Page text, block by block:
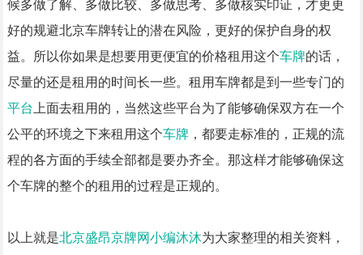
候多做了解、多做比较、多做思考、多做核实印证，才更更
好的规避北京车牌转让的潜在风险，更好的保护自身的权
益。所以你如果是想要用更便宜的价格租用这个车牌的话，
尽量的还是租用的时间长一些。租用车牌都是到一些专门的
平台 上面去租用的，当然这些平台为了能够确保双方在一个
公平的环境之下来租用这个车牌，都要走标准的，正规的流
程的各方面的手续全部都是要办齐全。那这样才能够确保这
个车牌的整个的租用的过程是正规的。
以上就是北京盛昂京牌网小编沐沐为大家整理的相关资料，